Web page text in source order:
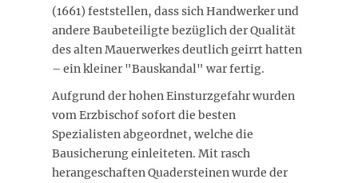
(1661) feststellen, dass sich Handwerker und
andere Baubeteiligte bezüglich der Qualität
des alten Mauerwerkes deutlich geirrt hatten
– ein kleiner "Bauskandal" war fertig.
Aufgrund der hohen Einsturzgefahr wurden
vom Erzbischof sofort die besten
Spezialisten abgeordnet, welche die
Bausicherung einleiteten. Mit rasch
herangeschaften Quadersteinen wurde der